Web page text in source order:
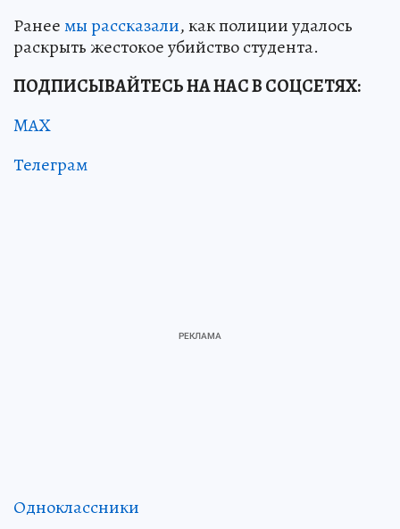
Ранеемы рассказали, как полиции удалось
раскрыть жестокое убийство студента.
ПОДПИСЫВАЙТЕСЬ НА НАС В СОЦСЕТЯХ:
MAX
Телеграм
Одноклассники